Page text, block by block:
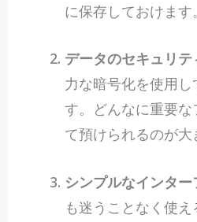
に保存しておけます。
データのセキュリテ
力な暗号化を使用し
す。どんなに重要
て預けられるのが大
シンプルなインター
も迷うことなく使